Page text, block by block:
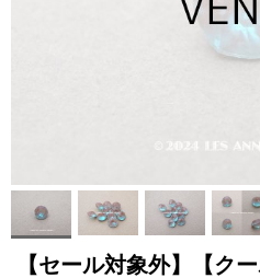
【セール対象外】【ク